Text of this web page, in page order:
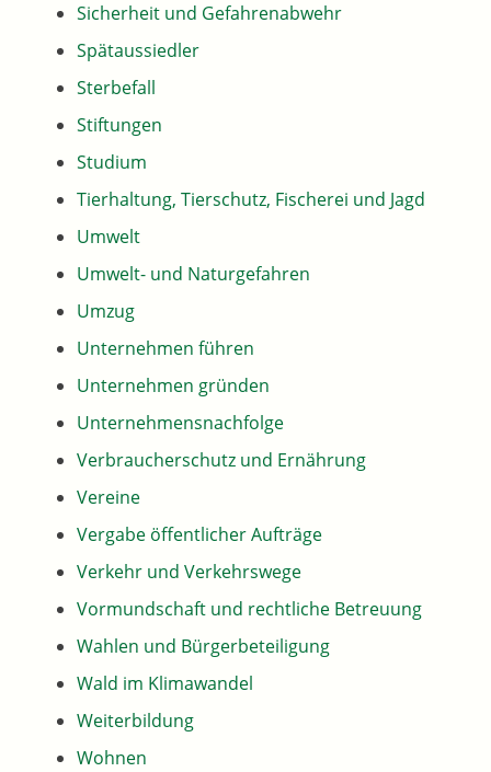
Sicherheit und Gefahrenabwehr
Spätaussiedler
Sterbefall
Stiftungen
Studium
Tierhaltung, Tierschutz, Fischerei und Jagd
Umwelt
Umwelt- und Naturgefahren
Umzug
Unternehmen führen
Unternehmen gründen
Unternehmensnachfolge
Verbraucherschutz und Ernährung
Vereine
Vergabe öffentlicher Aufträge
Verkehr und Verkehrswege
Vormundschaft und rechtliche Betreuung
Wahlen und Bürgerbeteiligung
Wald im Klimawandel
Weiterbildung
Wohnen